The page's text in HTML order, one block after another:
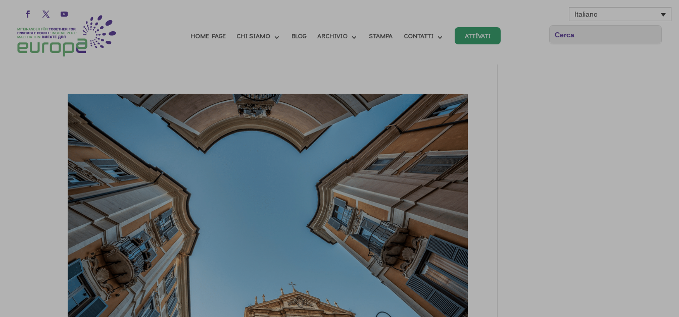
Italiano
HOME PAGE CHI SIAMO BLOG ARCHIVIO STAMPA CONTATTI ATTÌVATI